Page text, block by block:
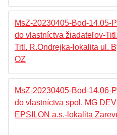
MsZ-20230405-Bod-14.05-
do vlastníctva žiadateľov-
Titl. R.Ondrejka-lokalita ul.
OZ
MsZ-20230405-Bod-14.06-
do vlastníctva spol. MG
EPSILON a.s.-lokalita